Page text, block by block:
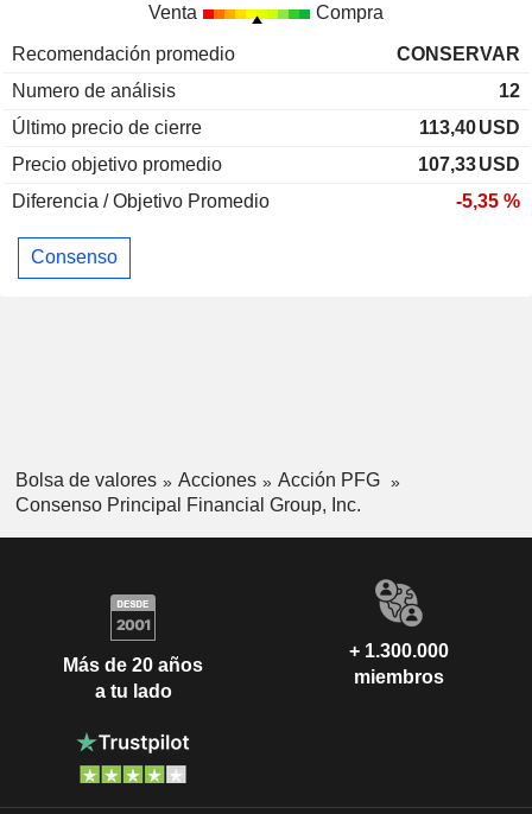
Venta Compra
Recomendación promedio
CONSERVAR
Numero de análisis
12
Último precio de cierre
113,40USD
Precio objetivo promedio
107,33USD
Diferencia / Objetivo Promedio
-5,35 %
Consenso
Bolsa de valores Acciones
Acción PFG
Consenso Principal Financial Group, Inc.
Más de 20 años
a tu lado
+ 1.300.000
miembros